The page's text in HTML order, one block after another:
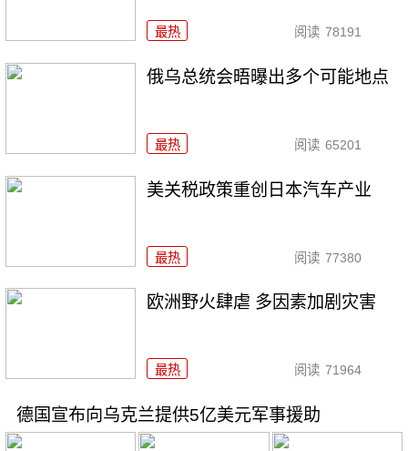
最热 阅读 78191
俄乌总统会晤曝出多个可能地点
最热 阅读 65201
美关税政策重创日本汽车产业
最热 阅读 77380
欧洲野火肆虐 多因素加剧灾害
最热 阅读 71964
德国宣布向乌克兰提供5亿美元军事援助